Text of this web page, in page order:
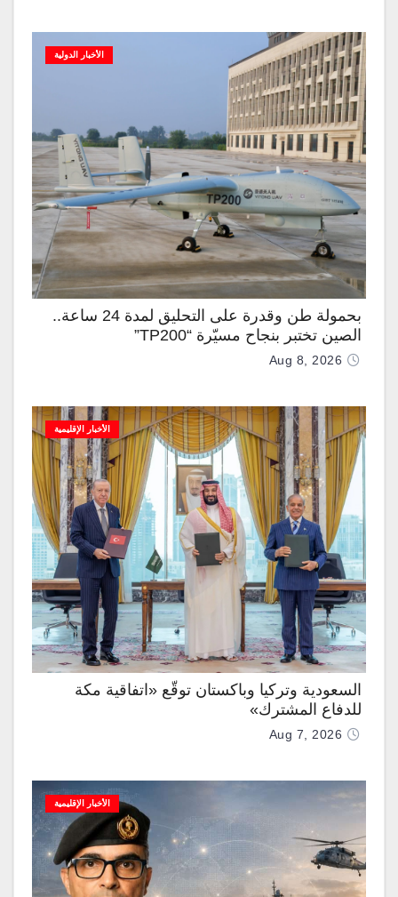
الأخبار الدولية
بحمولة طن وقدرة على التحليق لمدة 24 ساعة..
الصين تختبر بنجاح مسيّرة “TP200”
Aug 8, 2026
الأخبار الإقليمية
السعودية وتركيا وباكستان توقّع «اتفاقية مكة
للدفاع المشترك»
Aug 7, 2026
الأخبار الإقليمية